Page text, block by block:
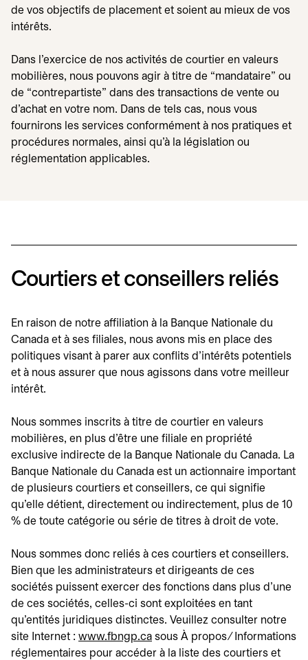
de vos objectifs de placement et soient au mieux de vos
intérêts.
Dans l'exercice de nos activités de courtier en valeurs
mobilières, nous pouvons agir à titre de “mandataire” ou
de “contrepartiste” dans des transactions de vente ou
d'achat en votre nom. Dans de tels cas, nous vous
fournirons les services conformément à nos pratiques et
procédures normales, ainsi qu'à la législation ou
réglementation applicables.
Courtiers et conseillers reliés
En raison de notre affiliation à la Banque Nationale du
Canada et à ses filiales, nous avons mis en place des
politiques visant à parer aux conflits d'intérêts potentiels
et à nous assurer que nous agissons dans votre meilleur
intérêt.
Nous sommes inscrits à titre de courtier en valeurs
mobilières, en plus d'être une filiale en propriété
exclusive indirecte de la Banque Nationale du Canada. La
Banque Nationale du Canada est un actionnaire important
de plusieurs courtiers et conseillers, ce qui signifie
qu'elle détient, directement ou indirectement, plus de 10
% de toute catégorie ou série de titres à droit de vote.
Nous sommes donc reliés à ces courtiers et conseillers.
Bien que les administrateurs et dirigeants de ces
sociétés puissent exercer des fonctions dans plus d'une
de ces sociétés, celles-ci sont exploitées en tant
qu'entités juridiques distinctes. Veuillez consulter notre
site Internet : www.fbngp.ca s’ouvre dans un nouvel onglet
sous À propos ∕ Informations
réglementaires pour accéder à la liste des courtiers et